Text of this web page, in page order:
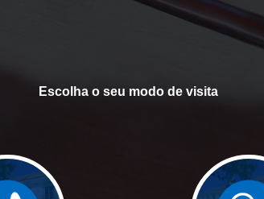
Escolha o seu modo de visita